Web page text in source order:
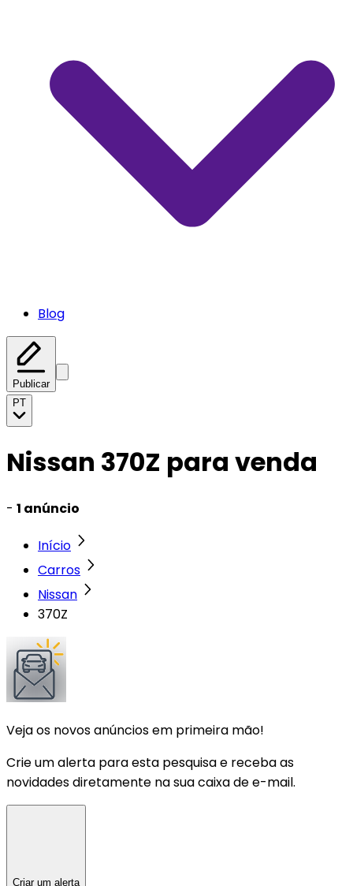
Blog
Publicar
PT
Nissan 370Z para venda
- 1 anúncio
Início
Carros
Nissan
370Z
Veja os novos anúncios em primeira mão!
Crie um alerta para esta pesquisa e receba as
novidades diretamente na sua caixa de e-mail.
Criar um alerta